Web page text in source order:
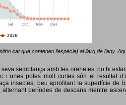
que contenen l’espècie) al llarg de l’any.
semblança amb les orenetes, no hi
i unes potes molt curtes són el resultat
insectes, beu aprofitant la superfície de
períodes de descans mentre